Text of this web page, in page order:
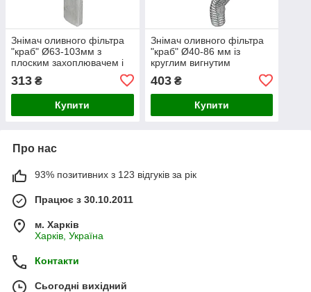
Знімач оливного фільтра
"краб" Ø63-103мм з
плоским захоплювачем і
SIGMA (6223371)
313 ₴
Купити
Знімач оливного фільтра
"краб" Ø40-86 мм із
круглим вигнутим
перехідником 1/2"-3/8"
SIGMA
403₴
Купити
Про нас
93% позитивних з 123 відгуків за рік
Працює з 30.10.2011
м. Харків
Харків, Україна
Контакти
Сьогодні вихідний